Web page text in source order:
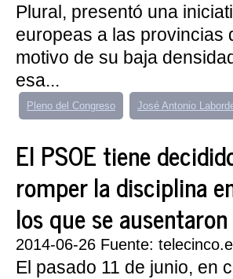
Plural, presentó una
europeas a las provincias
motivo de su baja
esa...
Pleno del Congreso José Antonio
El PSOE tiene
romper la disciplina
los que se ausentaron
2014-06-26 Fuente:
El pasado 11 de junio, en